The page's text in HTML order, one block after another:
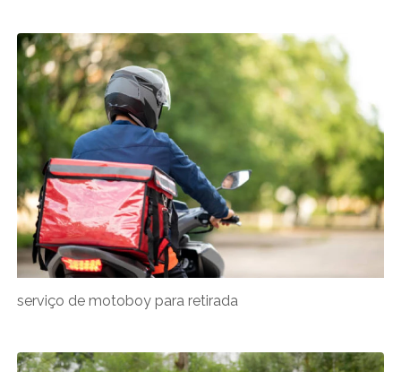
serviço de motoboy para retirada